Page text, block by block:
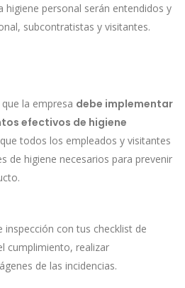
higiene personal serán entendidos y
subcontratistas y visitantes.
la empresa debe implementar
efectivos de higiene
todos los empleados y visitantes
de higiene necesarios para prevenir
con tus checklist de
cumplimiento, realizar
de las incidencias.